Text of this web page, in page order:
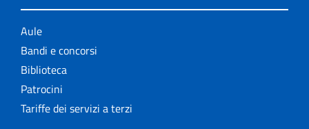
Aule
Bandi e concorsi
Biblioteca
Patrocini
Tariffe dei servizi a terzi